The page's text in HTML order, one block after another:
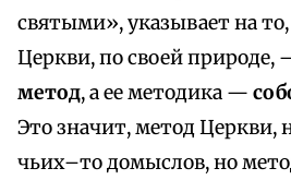
святыми», указывает на
Церкви, по своей природе,
метод, а ее методика —
Это значит, метод Церкви,
чьих–то домыслов, но